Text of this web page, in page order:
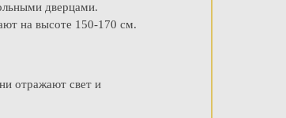
дверцами.
на высоте 150-170 см.
отражают свет и